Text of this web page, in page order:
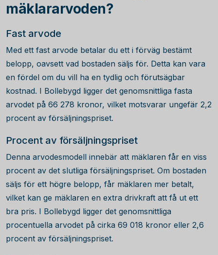
mäklararvoden?
Fast arvode
Med ett fast arvode betalar du ett i förväg bestämt
belopp, oavsett vad bostaden säljs för. Detta kan vara
en fördel om du vill ha en tydlig och förutsägbar
kostnad. I Bollebygd ligger det genomsnittliga fasta
arvodet på 66 278 kronor, vilket motsvarar ungefär 2,2
procent av försäljningspriset.
Procent av försäljningspriset
Denna arvodesmodell innebär att mäklaren får en viss
procent av det slutliga försäljningspriset. Om bostaden
säljs för ett högre belopp, får mäklaren mer betalt,
vilket kan ge mäklaren en extra drivkraft att få ut ett
bra pris. I Bollebygd ligger det genomsnittliga
procentuella arvodet på cirka 69 018 kronor eller 2,6
procent av försäljningspriset.